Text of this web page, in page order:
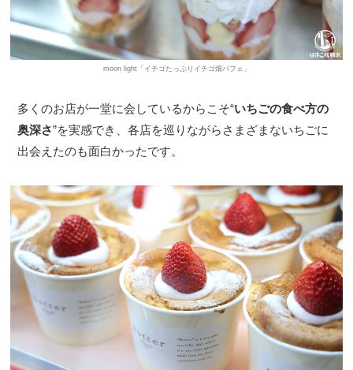
moon light「イチゴたっぷりイチゴ畑パフェ」
多くのお店が一堂に会しているからこそ“いちごの食べ方の
奥深さ”を実感でき、各店を巡りながらさまざまないちごに
出会えたのも面白かったです。